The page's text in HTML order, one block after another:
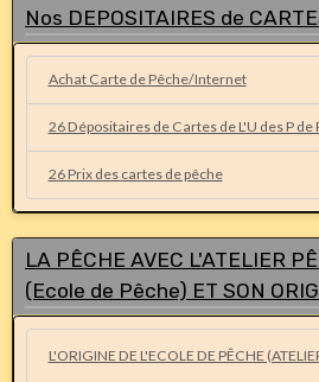
Nos DEPOSITAIRES de
Achat Carte de Pêche/Internet
26 Dépositaires de Cartes de L'U des P de
26 Prix des cartes de pêche
LA PÊCHE AVEC L'ATELIER
(Ecole de Pêche) ET SON
L'ORIGINE DE L'ECOLE DE PÊCHE